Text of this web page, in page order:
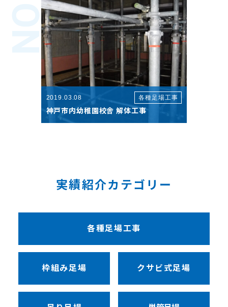
2019.03.08 各種足場工事
神戸市内幼稚園校舎 解体工事
実績紹介カテゴリー
各種足場工事
枠組み足場 クサビ式足場